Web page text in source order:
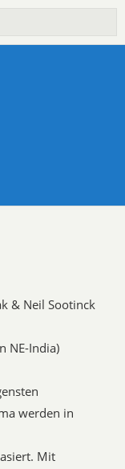
& Neil Sootinck
NE-India)
werden in
Mit